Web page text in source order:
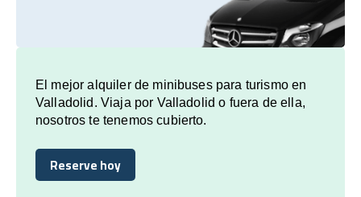
El mejor alquiler de minibuses para turismo en
Valladolid. Viaja por Valladolid o fuera de ella,
nosotros te tenemos cubierto.
Reserve hoy
Reserve hoy